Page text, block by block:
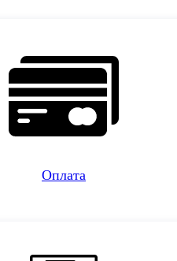
Оплата